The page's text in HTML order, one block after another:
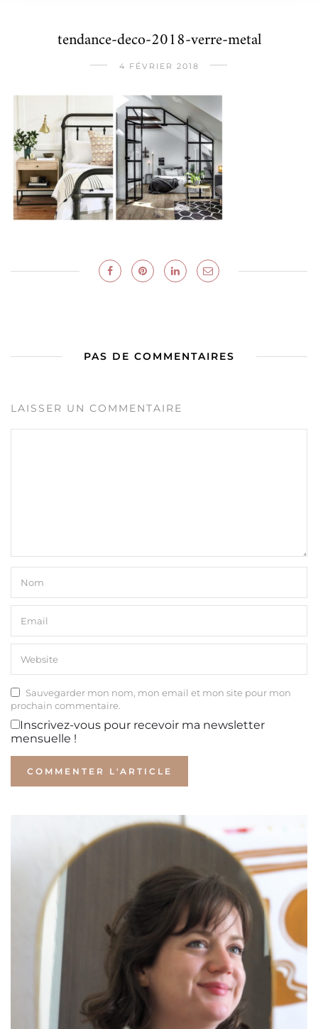
tendance-deco-2018-verre-metal
4 FÉVRIER 2018
PAS DE COMMENTAIRES
LAISSER UN COMMENTAIRE
Sauvegarder mon nom, mon email et mon site pour mon
prochain commentaire.
Inscrivez-vous pour recevoir ma newsletter
mensuelle !